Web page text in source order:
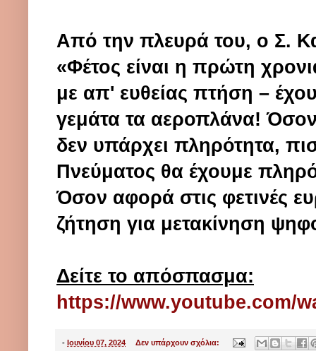
Από την πλευρά του, ο Σ.
«Φέτος είναι η πρώτη
με απ' ευθείας πτήση –
γεμάτα τα αεροπλάνα!
δεν υπάρχει πληρότητα,
Πνεύματος θα έχουμε
Όσον αφορά στις φετινές
ζήτηση για μετακίνηση
Δείτε το απόσπασμα:
https://www.youtube.com/
- Ιουνίου 07, 2024 Δεν υπάρχουν σχόλια: